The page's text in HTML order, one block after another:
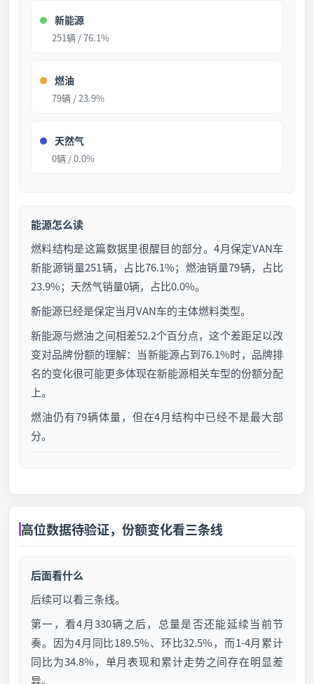
新能源
251辆 / 76.1%
燃油
79辆 / 23.9%
天然气
0辆 / 0.0%
能源怎么读
燃料结构是这篇数据里很醒目的部分。4月保定VAN车
新能源销量251辆，占比76.1%；燃油销量79辆，占比
23.9%；天然气销量0辆，占比0.0%。
新能源已经是保定当月VAN车的主体燃料类型。
新能源与燃油之间相差52.2个百分点，这个差距足以改
变对品牌份额的理解：当新能源占到76.1%时，品牌排
名的变化很可能更多体现在新能源相关车型的份额分配
上。
燃油仍有79辆体量，但在4月结构中已经不是最大部
分。
高位数据待验证，份额变化看三条线
后面看什么
后续可以看三条线。
第一，看4月330辆之后，总量是否还能延续当前节
奏。因为4月同比189.5%、环比32.5%，而1-4月累计
同比为34.8%，单月表现和累计走势之间存在明显差
异。